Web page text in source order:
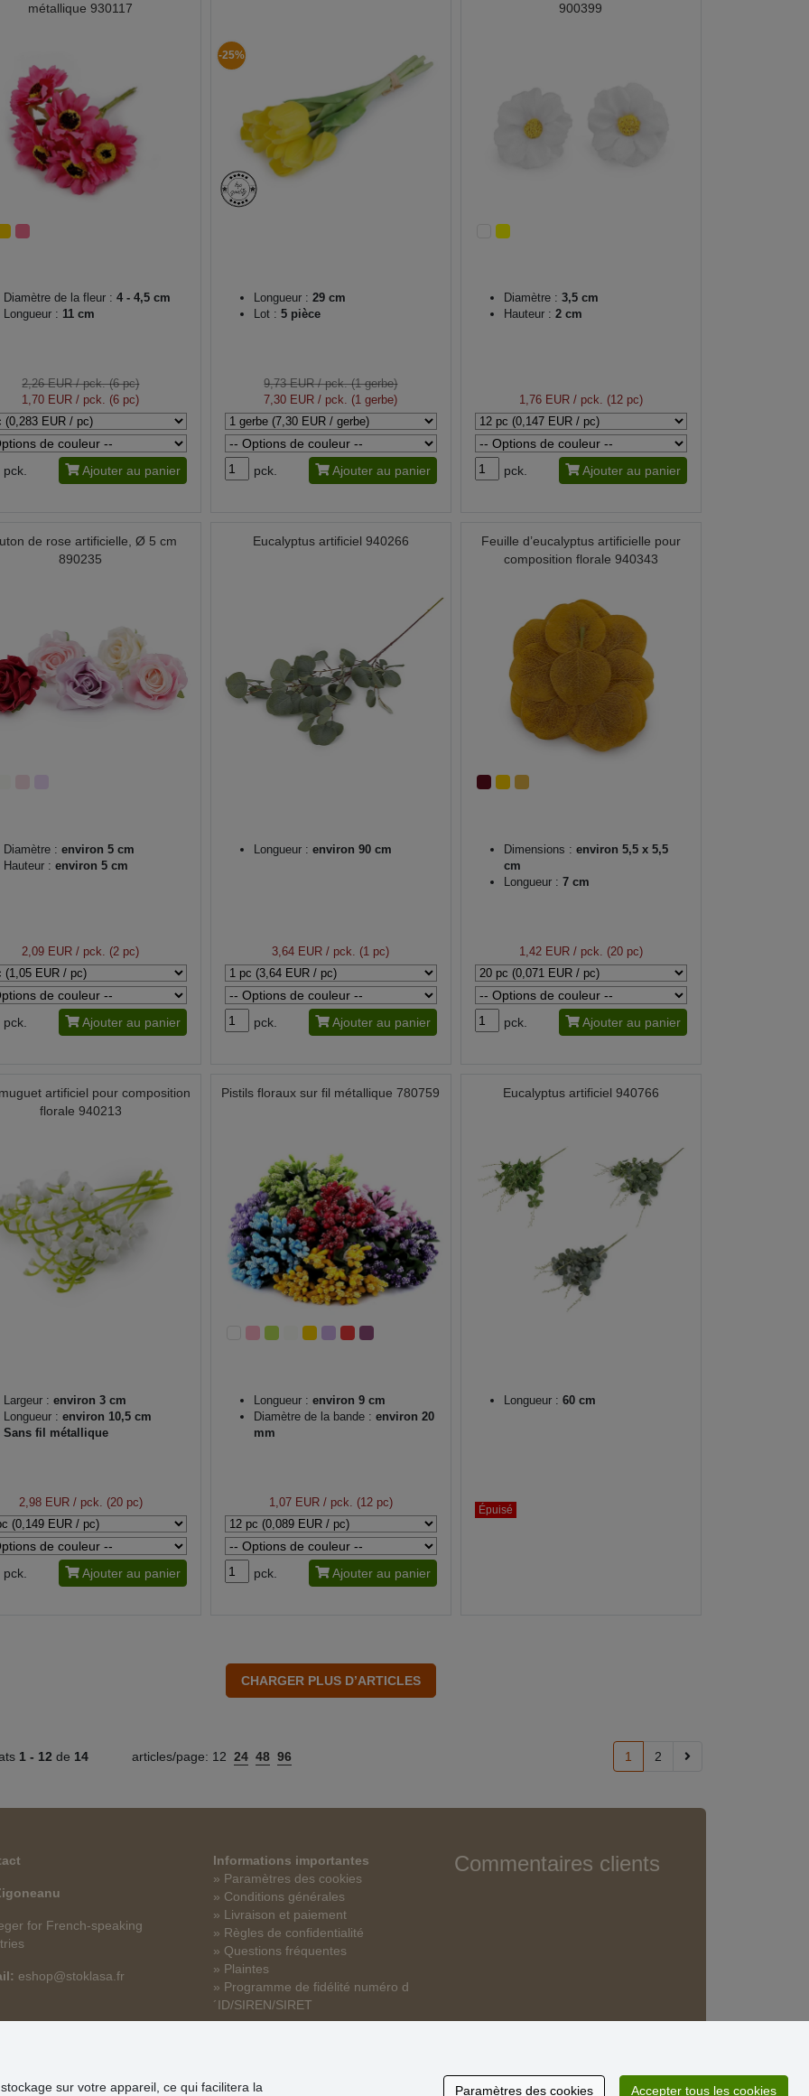
métallique 930117
Diamètre de la fleur : 4 - 4,5 cm
Longueur : 11 cm
2,26 EUR/ pck. (6 pc)
1,70 EUR / pck. (6 pc)
pck. Ajouter au panier
-25%
Longueur : 29 cm
Lot : 5 pièce
9,73 EUR/ pck. (1 gerbe)
7,30 EUR / pck. (1 gerbe)
pck. Ajouter au panier
900399
Diamètre : 3,5 cm
Hauteur : 2 cm
1,76 EUR/ pck. (12 pc)
pck. Ajouter au panier
de rose artificielle, Ø 5 cm
890235
Diamètre : environ 5 cm
Hauteur : environ 5 cm
2,09 EUR / pck. (2 pc)
pck. Ajouter au panier
Eucalyptus artificiel 940266
Longueur : environ 90 cm
3,64 EUR / pck. (1 pc)
pck. Ajouter au panier
Feuille d’eucalyptus artificielle pour
composition florale 940343
Dimensions : environ 5,5 x 5,5
cm
Longueur : 7 cm
1,42 EUR/ pck. (20 pc)
pck. Ajouter au panier
artificiel pour composition
florale 940213
Largeur : environ 3 cm
Longueur : environ 10,5 cm
Sans fil métallique
2,98 EUR/ pck. (20 pc)
pck. Ajouter au panier
Pistils floraux sur fil métallique 780759
Longueur : environ 9 cm
Diamètre de la bande : environ 20
mm
1,07 EUR/ pck. (12 pc)
pck. Ajouter au panier
Eucalyptus artificiel 940766
Longueur : 60 cm
Épuisé
1 - 12 de 14 articles/page: 12 24 48 96 1 2
for French-speaking
eshop@stoklasa.fr
Informations importantes
» Paramètres des cookies
» Conditions générales
» Livraison et paiement
» Règles de confidentialité
» Questions fréquentes
» Plaintes
» Programme de fidélité numéro d
´ID/SIREN/SIRET
Commentaires clients
sur votre appareil, ce qui facilitera la Paramètres des cookies Accepter tous les cookies